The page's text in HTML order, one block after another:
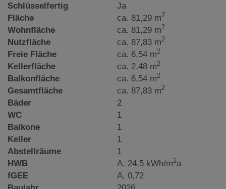
Schlüsselfertig
Ja
Fläche
ca. 81,29 m2
Wohnfläche ca. 81,29 m2
Nutzfläche ca. 87,83 m2
Freie Fläche ca. 6,54 m2
Kellerfläche ca. 2,48 m2
Balkonfläche ca. 6,54 m2
Gesamtfläche ca. 87,83 m2
Bäder
2
WC
1
Balkone
1
Keller
1
Abstellräume
1
HWB
A, 24.5 kWh/m2a
fGEE
A, 0,72